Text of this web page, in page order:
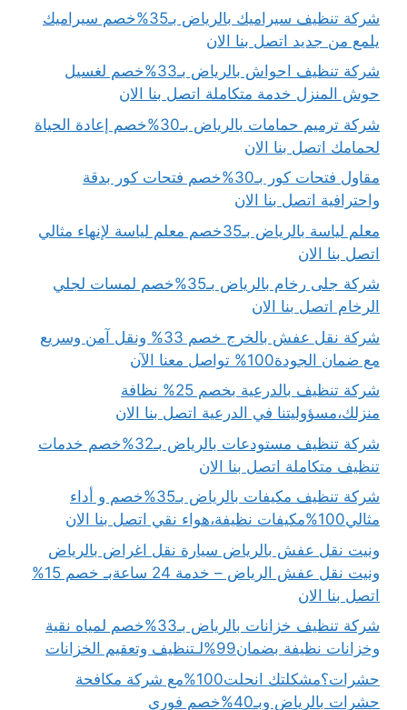
شركة تنظيف سيراميك بالرياض بـ35%خصم سيراميك
يلمع من جديد اتصل بنا الان
شركة تنظيف احواش بالرياض بـ33%خصم لغسيل
حوش المنزل خدمة متكاملة اتصل بنا الان
شركة ترميم حمامات بالرياض بـ30%خصم إعادة الحياة
لحمامك اتصل بنا الان
مقاول فتحات كور بـ30%خصم فتحات كور بدقة
واحترافية اتصل بنا الان
معلم لياسة بالرياض بـ35خصم معلم لياسة لإنهاء مثالي
اتصل بنا الان
شركة جلى رخام بالرياض بـ35%خصم لمسات لجلي
الرخام اتصل بنا الان
شركة نقل عفش بالخرج خصم 33% ونقل آمن وسريع
مع ضمان الجودة100% تواصل معنا الآن
شركة تنظيف بالدرعية بخصم 25% نظافة
منزلك،مسؤوليتنا في الدرعية اتصل بنا الان
شركة تنظيف مستودعات بالرياض بـ32%خصم خدمات
تنظيف متكاملة اتصل بنا الان
شركة تنظيف مكيفات بالرياض بـ35%خصم و أداء
مثالي100%مكيفات نظيفة،هواء نقي اتصل بنا الان
ونيت نقل عفش بالرياض سيارة نقل اغراض بالرياض
ونيت نقل عفش الرياض – خدمة 24 ساعةبـ خصم 15%
اتصل بنا الان
شركة تنظيف خزانات بالرياض بـ33%خصم لمياه نقية
وخزانات نظيفة بضمان99%لـتنظيف وتعقيم الخزانات
حشرات؟مشكلتك انحلت100%مع شركة مكافحة
حشرات بالرياض وبـ40%خصم فوري